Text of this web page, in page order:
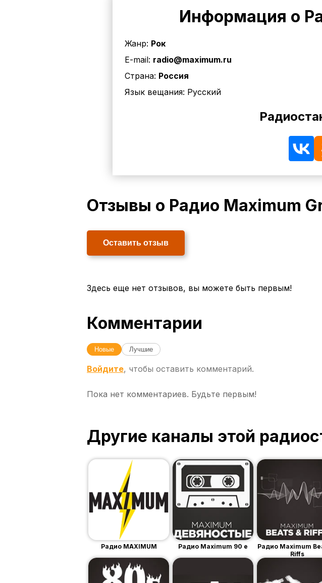
Информация о
Жанр: Рок
E-mail: radio@maximum.ru
Страна: Россия
Язык вещания: Русский
Отзывы о Радио Maximum
Оставить отзыв
Здесь еще нет отзывов, вы можете быть первым!
Комментарии
Новые Лучшие
Войдите, чтобы оставить комментарий.
Пока нет комментариев. Будьте первым!
Другие каналы этой
Радио MAXIMUM Радио Maximum 90 е
Радио Maximum
Riffs